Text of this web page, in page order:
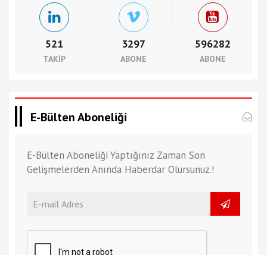
521
TAKIP
3297
ABONE
596282
ABONE
E-Bülten Aboneliği
E-Bülten Aboneliği Yaptığınız Zaman Son
Gelişmelerden Anında Haberdar Olursunuz.!